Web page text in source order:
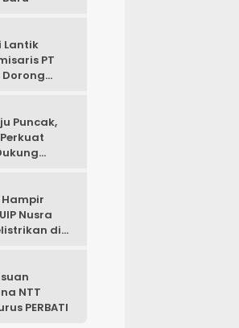
Lantik
PT
Puncak,
Hampir
Nusra
di
NTT
PERBATI